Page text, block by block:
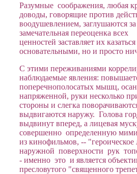
Разумные соображения, любая
доводы, говорящие против
воодушевлением, заглушаются за
замечательная переоценка всех
ценностей заставляет их
основательными, но и просто
С этими переживаниями
наблюдаемые явления:
поперечнополосатых мышц,
напряженной, руки несколько
стороны и слегка
выдвигаются наружу. Голова
выдвинут вперед, а лицевая
совершенно определенную
из кинофильмов, --
наружной поверхности рук
- именно это и является
пресловутого "священного